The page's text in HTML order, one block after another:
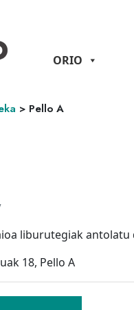
ORIO
> Pello A
liburutegiak antolatu
18, Pello A